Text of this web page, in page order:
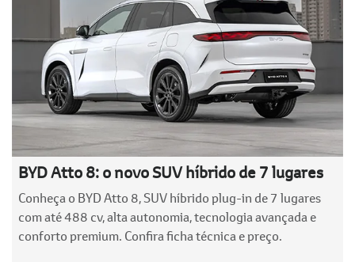
BYD Atto 8: o novo SUV híbrido de 7 lugares
Conheça o BYD Atto 8, SUV híbrido plug-in de 7 lugares
com até 488 cv, alta autonomia, tecnologia avançada e
conforto premium. Confira ficha técnica e preço.